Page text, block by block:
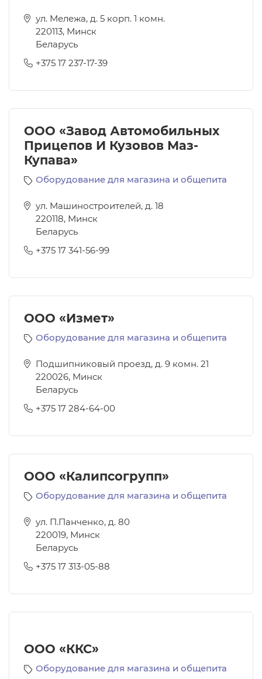
ул. Мележа, д. 5 корп. 1 комн.
220113, Минск
Беларусь
+375 17 237-17-39
ООО «Завод Автомобильных
Прицепов И Кузовов Маз-
Купава»
Оборудование для магазина и общепита
ул. Машиностроителей, д. 18
220118, Минск
Беларусь
+375 17 341-56-99
ООО «Измет»
Оборудование для магазина и общепита
Подшипниковый проезд, д. 9 комн. 21
220026, Минск
Беларусь
+375 17 284-64-00
ООО «Калипсогрупп»
Оборудование для магазина и общепита
ул. П.Панченко, д. 80
220019, Минск
Беларусь
+375 17 313-05-88
ООО «ККС»
Оборудование для магазина и общепита